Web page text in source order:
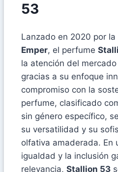
53
Lanzado en 2020 por
Emper, el perfume
la atención del
gracias a su enfoque
compromiso con la
perfume, clasificado
sin género específico,
su versatilidad y su
olfativa amaderada. En
igualdad y la inclusión
relevancia, Stallion 53